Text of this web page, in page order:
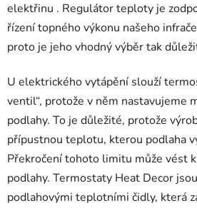
elektřinu . Regulátor teploty je
řízení topného výkonu našeho
proto je jeho vhodný výběr tak
U elektrického vytápění slouží
ventil“, protože v něm nastavujeme
podlahy. To je důležité, protože
přípustnou teplotu, kterou podlaha
Překročení tohoto limitu může vést
podlahy. Termostaty Heat Decor
podlahovými teplotními čidly, která